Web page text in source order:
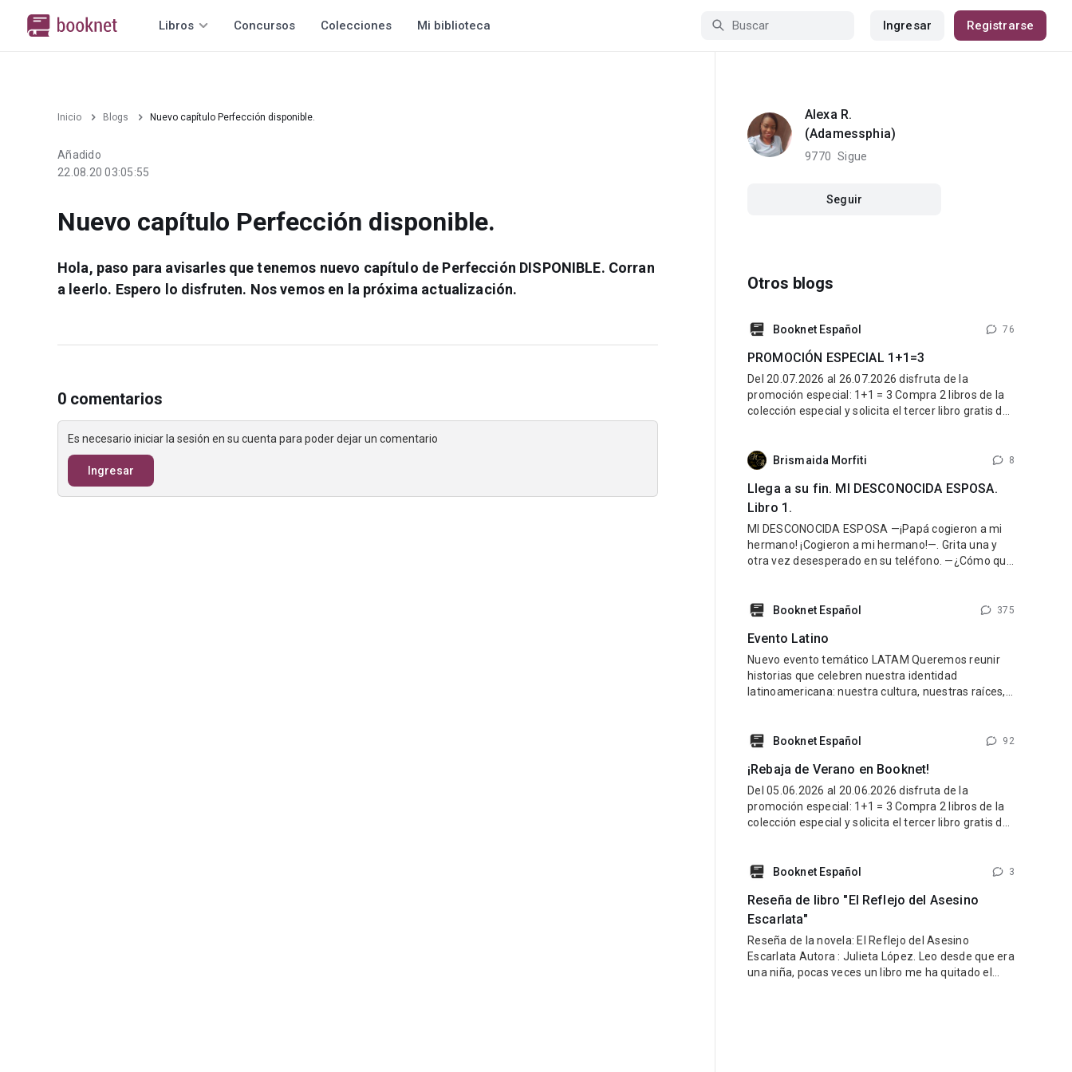
Libros Concursos Colecciones Mi biblioteca Ingresar Registrarse
Inicio Blogs Nuevo capítulo Perfección disponible.
Añadido
22.08.20 03:05:55
Nuevo capítulo Perfección disponible.
Hola, paso para avisarles que tenemos nuevo capítulo de Perfección DISPONIBLE. Corran
a leerlo. Espero lo disfruten. Nos vemos en la próxima actualización.
0 comentarios
Es necesario iniciar la sesión en su cuenta para poder dejar un comentario
Ingresar
Alexa R.
(Adamessphia)
9770 Sigue
Seguir
Otros blogs
Booknet Español 76
PROMOCIÓN ESPECIAL 1+1=3
Del 20.07.2026 al 26.07.2026 disfruta de la
promoción especial: 1+1 = 3 Compra 2 libros de la
colección especial y solicita el tercer libro gratis de
de esa colección. Escribe al Soporte Técnico y
Brismaida Morfiti 8
Llega a su fin. MI DESCONOCIDA ESPOSA.
Libro 1.
MI DESCONOCIDA ESPOSA —¡Papá cogieron a mi
hermano! ¡Cogieron a mi hermano!—. Grita una y
otra vez desesperado en su teléfono. —¿Cómo que
fue la que nos hizo
Booknet Español 375
Evento Latino
Nuevo evento temático LATAM Queremos reunir
historias que celebren nuestra identidad
latinoamericana: nuestra cultura, nuestras raíces,
latino y una esencia que refleje lo mejor de nuestra
de cualquier género: romance, fantasía,
Booknet Español 92
¡Rebaja de Verano en Booknet!
Del 05.06.2026 al 20.06.2026 disfruta de la
promoción especial: 1+1 = 3 Compra 2 libros de la
colección especial y solicita el tercer libro gratis de
https://booknet.com/es/collections/view?
colección. Escribe
Booknet Español 3
Reseña de libro "El Reflejo del Asesino
Escarlata"
Reseña de la novela: El Reflejo del Asesino
Escarlata Autora : Julieta López. Leo desde que era
una niña, pocas veces un libro me ha quitado el